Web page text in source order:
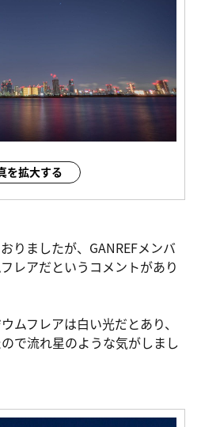
を拡大する
りましたが、GANREFメンバ
レアだというコメントがあり
ムフレアは白い光だとあり、
で流れ星のような気がしまし